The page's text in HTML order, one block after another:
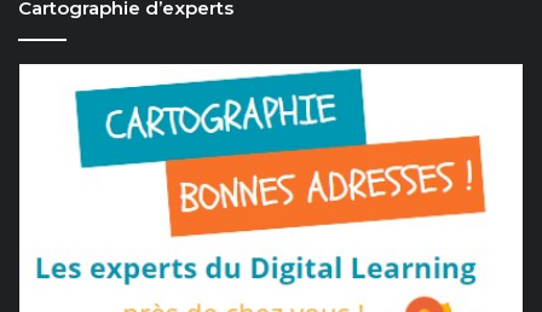
Cartographie d’experts